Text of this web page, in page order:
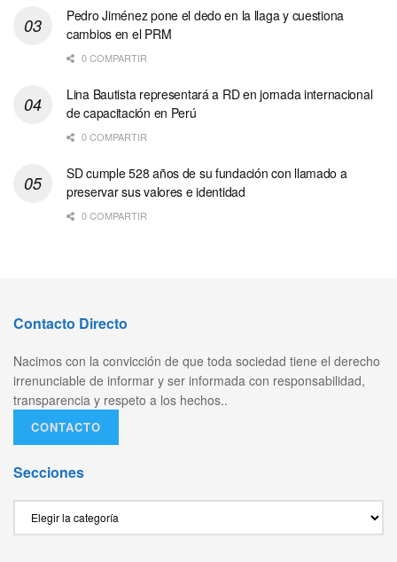
Pedro Jiménez pone el dedo en la llaga y cuestiona
cambios en el PRM
0 COMPARTIR
Lina Bautista representará a RD en jornada internacional
de capacitación en Perú
0 COMPARTIR
SD cumple 528 años de su fundación con llamado a
preservar sus valores e identidad
0 COMPARTIR
Contacto Directo
Nacimos con la convicción de que toda sociedad tiene el derecho
irrenunciable de informar y ser informada con responsabilidad,
transparencia y respeto a los hechos..
CONTACTO
Secciones